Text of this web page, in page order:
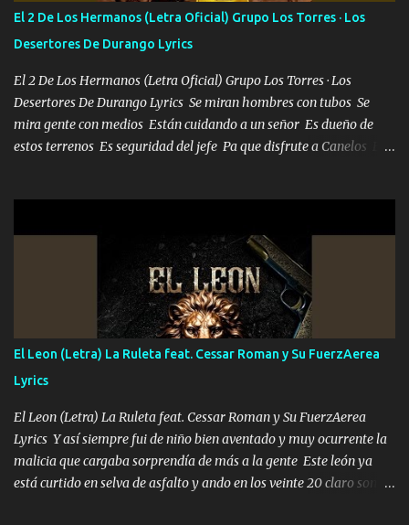
escribiendo y la otra me va a llamar Quiere que vaya a verla y que
la invite a cenar Otras más me están pidiendo que las saque a
bailar Pero es que tengo un par de conciertos más que llenar Se
mueven solo por el interés P...
El 2 De Los Hermanos (Letra Oficial) Grupo Los Torres · Los
Desertores De Durango Lyrics
El 2 De Los Hermanos (Letra Oficial) Grupo Los Torres · Los
Desertores De Durango Lyrics Se miran hombres con tubos Se
mira gente con medios Están cuidando a un señor Es dueño de
estos terrenos Es seguridad del jefe Pa que disfrute a Canelos Es
ni tampoco las mujeres porque es platica de grandes por eso hay
que estar alegres doy las instrucciones para atender los deberes
Música Si es que salta algún problema de confianza tengo gente
ahí está el Hombre Cuarenta y también Pariente 7 arreglan
cualquier problema no más es cuestión que ordené NOS HACE
FALTA UN HERMANO DE CLAVE ERA EL 24 SIEMPRE FUE UN
HOMBRE VALIENTE POR ALGO M'URIÓ PELEAND0 SIEMPRE
VIO POR LA FAMILIA PARA QUE SIGA EL LEGADO Es el DOS de
los HERMANOS un cerebro inteligente y com...
El Leon (Letra) La Ruleta feat. Cessar Roman y Su FuerzAerea
Lyrics
El Leon (Letra) La Ruleta feat. Cessar Roman y Su FuerzAerea
Lyrics Y así siempre fui de niño bien aventado y muy ocurrente la
malicia que cargaba sorprendía de más a la gente Este león ya
está curtido en selva de asfalto y ando en los veinte 20 claro son